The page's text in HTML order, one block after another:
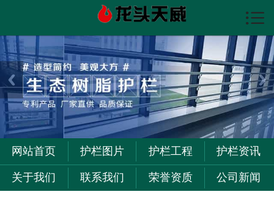

护栏图片
护栏资讯
护栏工程
关于我们
联系我们

网站首页 护栏图片 护栏工程 护栏资讯
关于我们 联系我们 荣誉资质 公司新闻